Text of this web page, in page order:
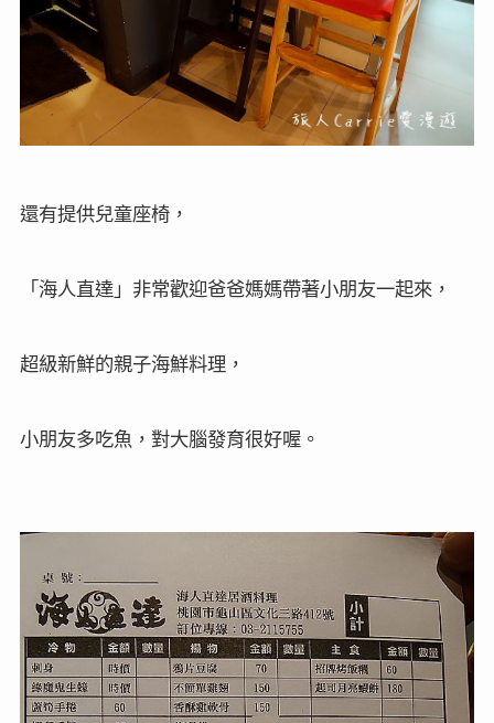
還有提供兒童座椅，
「海人直達」非常歡迎爸爸媽媽帶著小朋友一起來，
超級新鮮的親子海鮮料理，
小朋友多吃魚，對大腦發育很好喔。